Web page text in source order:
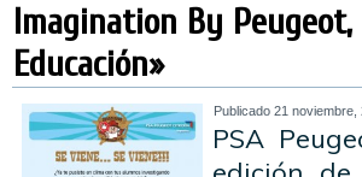
Imagination By
Educación»
Publicado 21 noviembre,
PSA